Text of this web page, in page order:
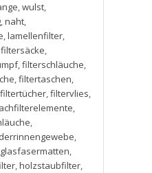
,wulst,
,naht,
,lamellenfilter,
filtersäcke,
,filterschläuche,
,filtertaschen,
filtertücher,filtervlies,
,
,
,
glasfasermatten,
,holzstaubfilter,